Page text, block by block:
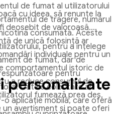
de fumat al utilizatorului
de tragere, numărul
consumată. Aceste
pentru a înțelege
de fumat, dar de
pentru
Datele colectate ar
aplicație mobilă, care oferă
cu ideea, să renunțe la
deosebit de valoroasă.
de unică folosință ar
individuale pentru un
comportamentul istoric de
a reduce consumul de
fumează prea des,
avertisment și poate oferi
personalizate